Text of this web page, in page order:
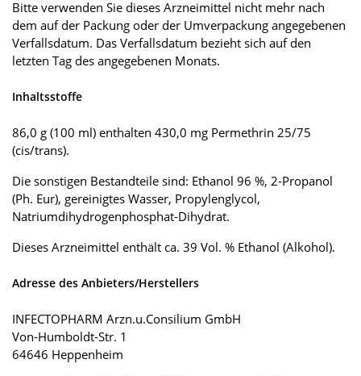
Bitte verwenden Sie dieses Arzneimittel nicht mehr nach
dem auf der Packung oder der Umverpackung angegebenen
Verfallsdatum. Das Verfallsdatum bezieht sich auf den
letzten Tag des angegebenen Monats.
Inhaltsstoffe
86,0 g (100 ml) enthalten 430,0 mg Permethrin 25/75
(cis/trans).
Die sonstigen Bestandteile sind: Ethanol 96 %, 2-Propanol
(Ph. Eur), gereinigtes Wasser, Propylenglycol,
Natriumdihydrogenphosphat-Dihydrat.
Dieses Arzneimittel enthält ca. 39 Vol. % Ethanol (Alkohol).
Adresse des Anbieters/Herstellers
INFECTOPHARM Arzn.u.Consilium GmbH
Von-Humboldt-Str. 1
64646 Heppenheim